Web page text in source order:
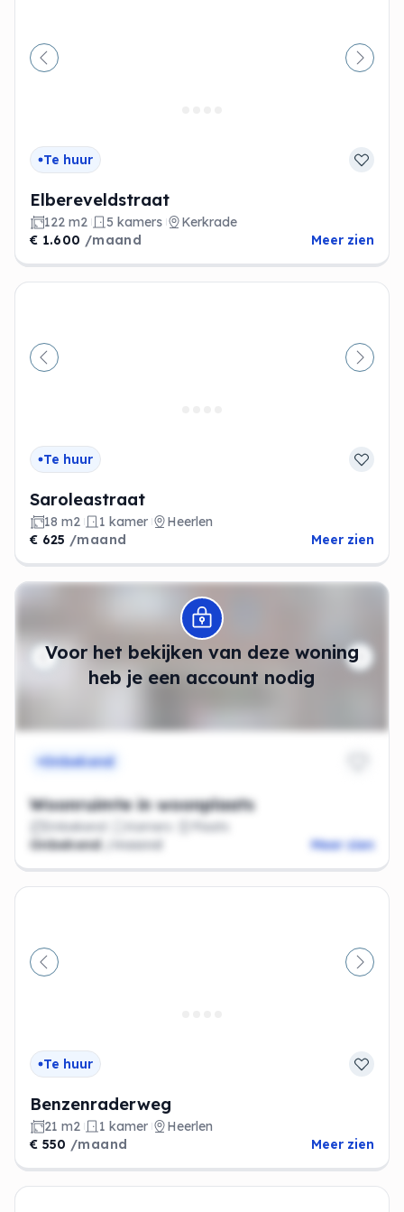
Vorige
Te huur
Elbereveldstraat
122 m2 5 kamers
Kerkrade
€ 1.600 /maand Meer zien
Vorige
Te huur
Saroleastraat
18 m2 1 kamer
Heerlen
€ 625 /maand Meer zien
Voor het bekijken van deze woning
heb je een account nodig
Modal openen
Onbekend
Woonruimte in woonplaats
Onbekend Kamers
Plaats
Onbekend
/maand Meer zien
Vorige
Te huur
Benzenraderweg
21 m2 1 kamer
Heerlen
€ 550 /maand Meer zien